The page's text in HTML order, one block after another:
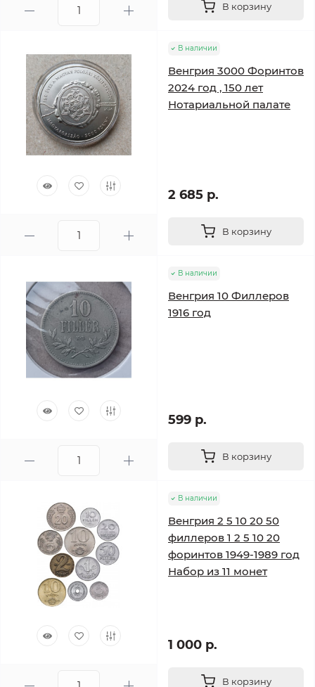
В корзину
В наличии
Венгрия 3000 Форинтов
2024 год , 150 лет
Нотариальной палате
2 685 р.
В корзину
В наличии
Венгрия 10 Филлеров
1916 год
599 р.
В корзину
В наличии
Венгрия 2 5 10 20 50
филлеров 1 2 5 10 20
форинтов 1949-1989 год
Набор из 11 монет
1 000 р.
В корзину